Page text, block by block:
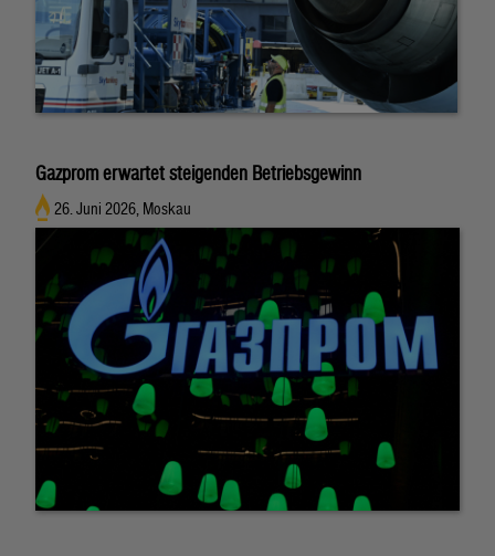
Gazprom erwartet steigenden Betriebsgewinn
26. Juni 2026, Moskau